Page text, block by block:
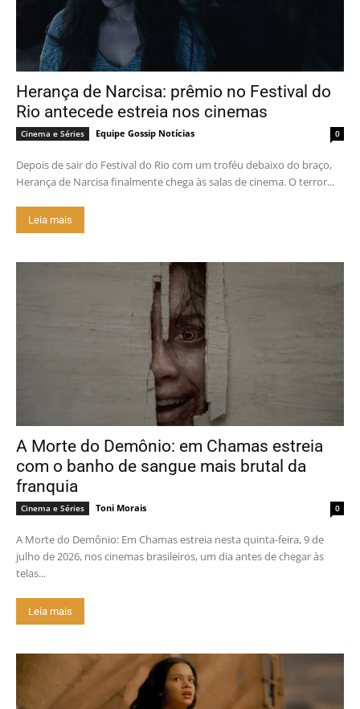
Herança de Narcisa: prêmio no Festival do
Rio antecede estreia nos cinemas
Cinema e Séries Equipe Gossip Notícias 0
Depois de sair do Festival do Rio com um troféu debaixo do braço,
Herança de Narcisa finalmente chega às salas de cinema. O terror...
Leia mais
A Morte do Demônio: em Chamas estreia
com o banho de sangue mais brutal da
franquia
Cinema e Séries Toni Morais 0
A Morte do Demônio: Em Chamas estreia nesta quinta-feira, 9 de
julho de 2026, nos cinemas brasileiros, um dia antes de chegar às
telas...
Leia mais